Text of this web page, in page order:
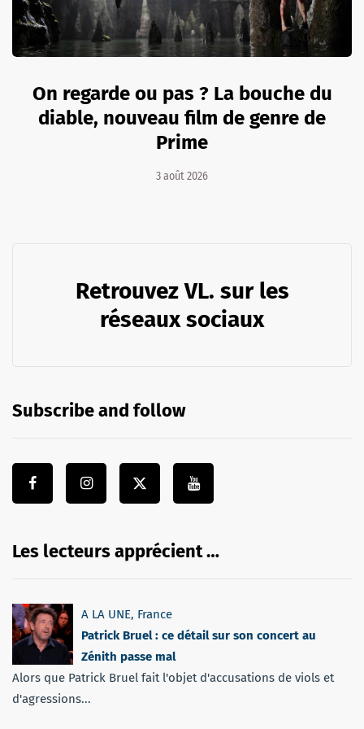
On regarde ou pas ? La bouche du
diable, nouveau film de genre de
Prime
3 août 2026
Retrouvez VL. sur les
réseaux sociaux
Subscribe and follow
Les lecteurs apprécient …
A LA UNE, France
Patrick Bruel : ce détail sur son concert au
Zénith passe mal
Alors que Patrick Bruel fait l'objet d'accusations de viols et
d'agressions...